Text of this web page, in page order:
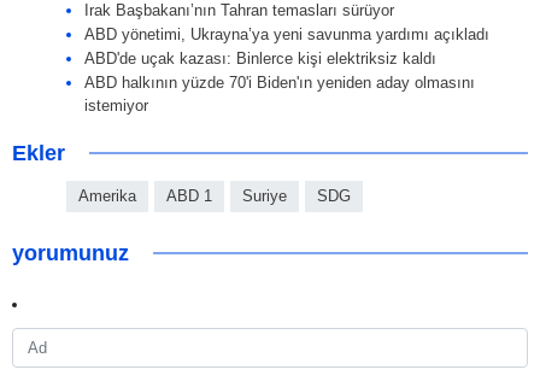
Irak Başbakanı’nın Tahran temasları sürüyor
ABD yönetimi, Ukrayna’ya yeni savunma yardımı açıkladı
ABD'de uçak kazası: Binlerce kişi elektriksiz kaldı
ABD halkının yüzde 70'i Biden'ın yeniden aday olmasını
istemiyor
Ekler
Amerika ABD 1 Suriye SDG
yorumunuz